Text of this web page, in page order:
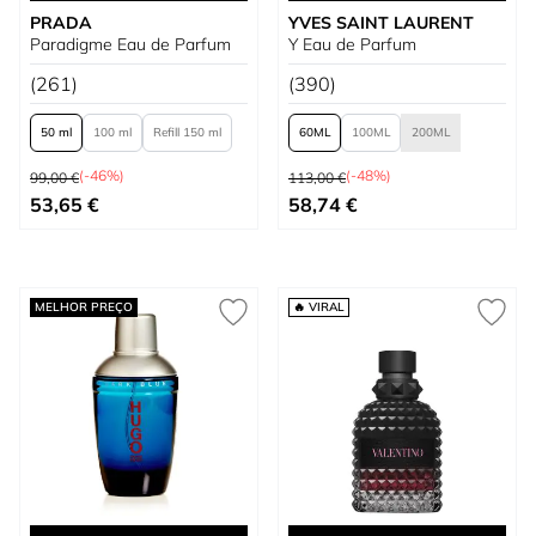
PRADA
Paradigme Eau de Parfum
(261)
50 ml 100 ml Refill 150 ml
Preço Normal
99,00 €(-46%)
Tão baixo quanto
53,65 €
YVES SAINT LAURENT
Y Eau de Parfum
(390)
60 100 200
Preço Normal
113,00 €(-48%)
Tão baixo quanto
58,74 €
MELHOR PREÇO 🔥 VIRAL